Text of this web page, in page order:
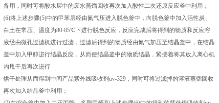
备用，同时可将酸水层中的废水蒸馏回收再次加入酸性二次还原反应釜中利用；
(6)将上述步骤(5)中的甲苯层经由氮气压进入脱色釜中，向脱色釜中加入活性炭、
白土在常压、温度为80-85℃下进行脱色反应，反应完成后将得到的物质和反应溶
液经由微孔过滤机进行过滤，过滤后得到的物质经由氮气加压至结晶釜中，在结晶
釜中加入甲醇进行结晶反应，从而使结晶釜中的物质结晶，紧接着将其放入离心机
内甩干后再次进行
烘干处理从而得到中间产品紫外线吸收剂uv-329，同时可将过滤掉的溶液蒸馏回收
再次加入结晶釜中利用；